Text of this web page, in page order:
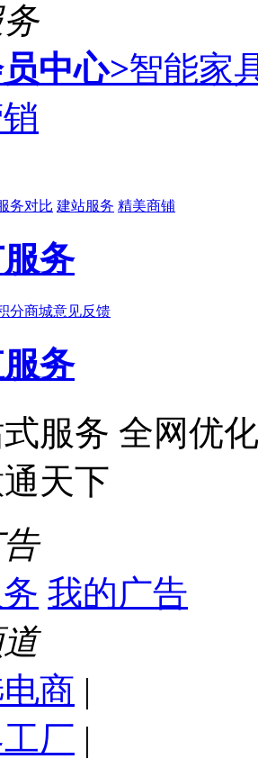
中心>智能家
务对比 建站服务 精美商铺
务
分商城意见反馈
务
服务 全网优
天下
我的广告
商 |
厂 |